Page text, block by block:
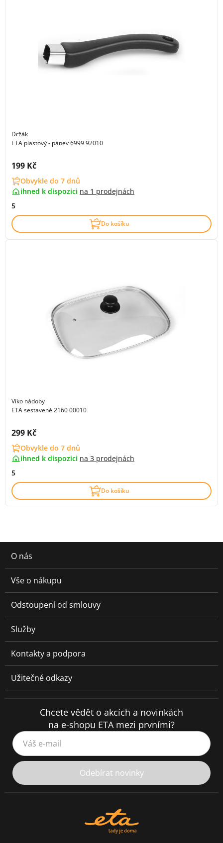
Držák
ETA plastový - pánev 6999 92010
Cena s DPH:
199 Kč
Obvykle do 7 dnů
ihned k dispozici na 1 prodejnách
5
Do košíku
Víko nádoby
ETA sestavené 2160 00010
Cena s DPH:
299 Kč
Obvykle do 7 dnů
ihned k dispozici na 3 prodejnách
5
Do košíku
O nás
Vše o nákupu
Odstoupení od smlouvy
Služby
Kontakty a podpora
Užitečné odkazy
Chcete vědět o akcích a novinkách
na e-shopu ETA mezi prvními?
Váš e-mail
Odebírat novinky